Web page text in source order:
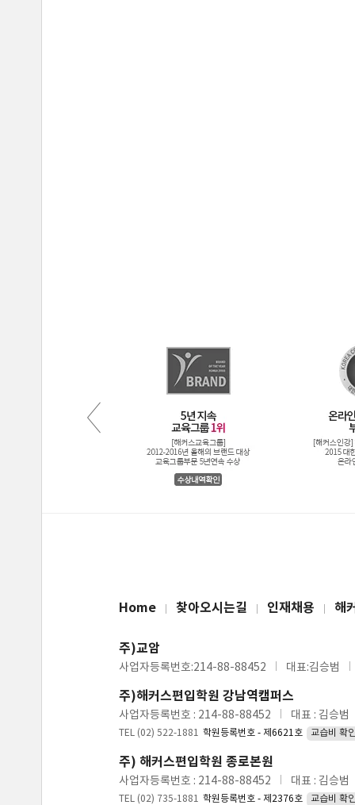
Home 찾아오시는길 인재채용 해
주)교암
사업자등록번호:214-88-88452 대표:김승범
주)해커스편입학원 강남역캠퍼스
사업자등록번호 : 214-88-88452 대표 : 김승범
TEL (02) 522-1881 학원등록번호 - 제6621호 교습비 확
주) 해커스편입학원 종로본원
사업자등록번호 : 214-88-88452 대표 : 김승범
TEL (02) 735-1881 학원등록번호 - 제2376호 교습비 확